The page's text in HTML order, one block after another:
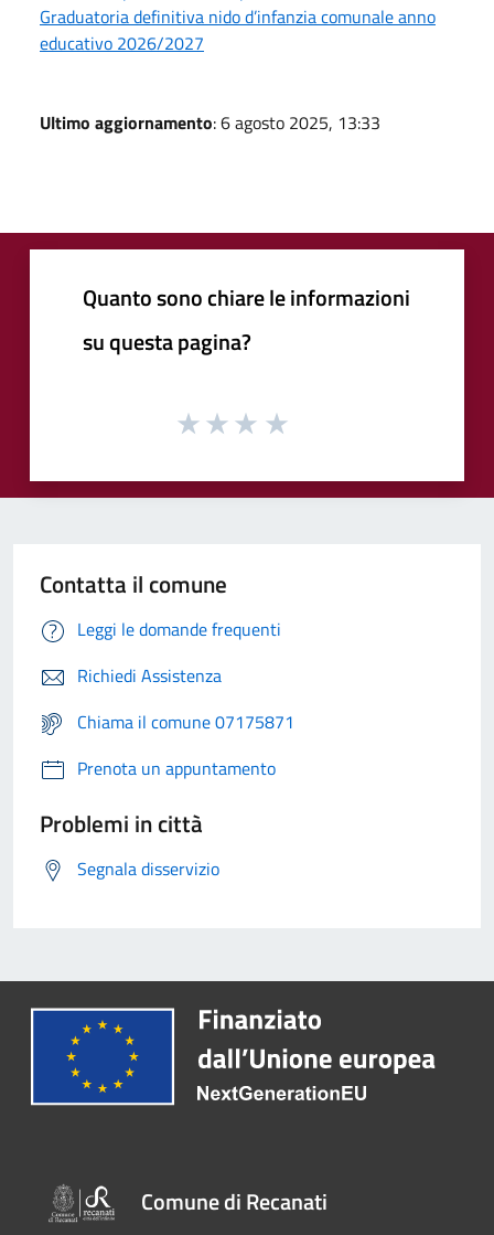
Graduatoria definitiva nido d’infanzia comunale anno
educativo 2026/2027
Ultimo aggiornamento: 6 agosto 2025, 13:33
Quanto sono chiare le informazioni
su questa pagina?
Contatta il comune
Leggi le domande frequenti
Richiedi Assistenza
Chiama il comune 07175871
Prenota un appuntamento
Problemi in città
Segnala disservizio
Comune di Recanati